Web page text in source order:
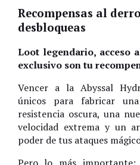
Recompensas al
desbloqueas
Loot legendario, acceso
exclusivo son tu
Vencer a la Abyssal
únicos para fabricar
resistencia oscura, una
velocidad extrema y un
poder de tus ataques